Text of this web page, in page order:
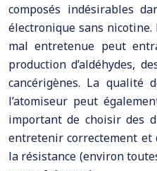
composés indésirables
électronique sans nicotine.
mal entretenue peut
production d’aldéhydes,
cancérigènes. La qualité
l’atomiseur peut
important de choisir des
entretenir correctement
la résistance (environ